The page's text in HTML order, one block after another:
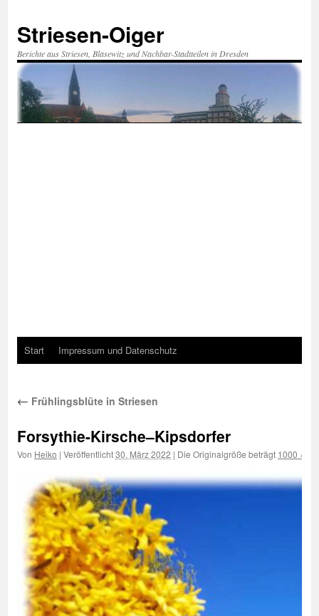
springen
Striesen-Oiger
Berichte aus Striesen, Blasewitz und Nachbar-Stadtteilen in Dresden
Start Impressum und Datenschutz
← Frühlingsblüte in Striesen
Forsythie-Kirsche–Kipsdorfer
Von Heiko | Veröffentlicht30. März 2022 | Die Originalgröße beträgt 1000 ×